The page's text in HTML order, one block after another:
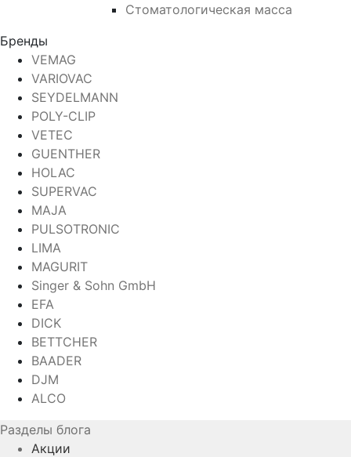
Стоматологическая масса
Бренды
VEMAG
VARIOVAC
SEYDELMANN
POLY-CLIP
VETEC
GUENTHER
HOLAC
SUPERVAC
MAJA
PULSOTRONIC
LIMA
MAGURIT
Singer & Sohn GmbH
EFA
DICK
BETTCHER
BAADER
DJM
ALCO
Разделы блога
Акции